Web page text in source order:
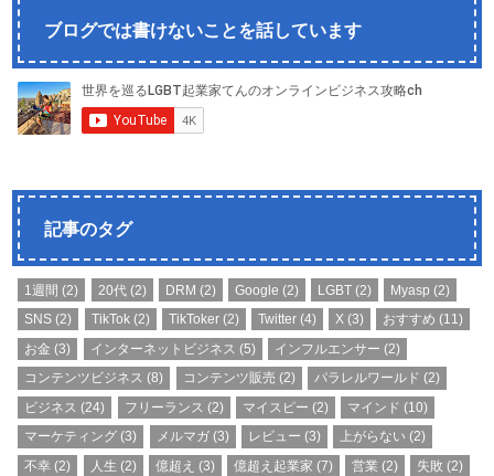
ブログでは書けないことを話しています
記事のタグ
1週間 (2) 20代 (2) DRM (2) Google (2) LGBT (2) Myasp (2)
SNS (2) TikTok(2) TikToker(2) Twitter (4) X (3) おすすめ (11)
お金 (3) インターネットビジネス (5) インフルエンサー (2)
コンテンツビジネス (8) コンテンツ販売 (2) パラレルワールド (2)
ビジネス (24) フリーランス (2) マイスピー (2) マインド (10)
マーケティング (3) メルマガ(3) レビュー (3) 上がらない (2)
不幸 (2) 人生 (2) 億超え (3) 億超え起業家 (7) 営業 (2) 失敗 (2)